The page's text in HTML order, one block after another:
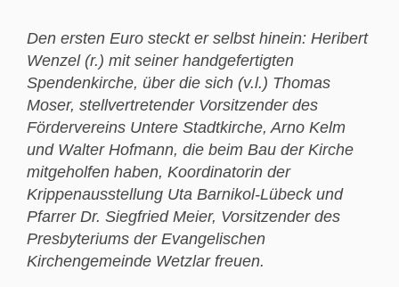
Den ersten Euro steckt er selbst hinein: Heribert
Wenzel (r.) mit seiner handgefertigten
Spendenkirche, über die sich (v.l.) Thomas
Moser, stellvertretender Vorsitzender des
Fördervereins Untere Stadtkirche, Arno Kelm
und Walter Hofmann, die beim Bau der Kirche
mitgeholfen haben, Koordinatorin der
Krippenausstellung Uta Barnikol-Lübeck und
Pfarrer Dr. Siegfried Meier, Vorsitzender des
Presbyteriums der Evangelischen
Kirchengemeinde Wetzlar freuen.